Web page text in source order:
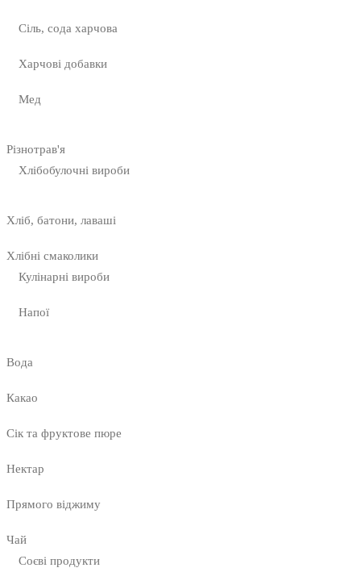
Сіль, сода харчова
Харчові добавки
Мед
Різнотрав'я
Хлібобулочні вироби
Хліб, батони, лаваші
Хлібні смаколики
Кулінарні вироби
Напої
Вода
Какао
Сік та фруктове пюре
Нектар
Прямого віджиму
Чай
Соєві продукти